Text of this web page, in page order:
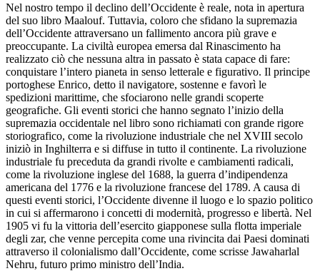
Nel nostro tempo il declino dell’Occidente è reale, nota in apertura
del suo libro Maalouf. Tuttavia, coloro che sfidano la supremazia
dell’Occidente attraversano un fallimento ancora più grave e
preoccupante. La civiltà europea emersa dal Rinascimento ha
realizzato ciò che nessuna altra in passato è stata capace di fare:
conquistare l’intero pianeta in senso letterale e figurativo. Il principe
portoghese Enrico, detto il navigatore, sostenne e favorì le
spedizioni marittime, che sfociarono nelle grandi scoperte
geografiche. Gli eventi storici che hanno segnato l’inizio della
supremazia occidentale nel libro sono richiamati con grande rigore
storiografico, come la rivoluzione industriale che nel XVIII secolo
iniziò in Inghilterra e si diffuse in tutto il continente. La rivoluzione
industriale fu preceduta da grandi rivolte e cambiamenti radicali,
come la rivoluzione inglese del 1688, la guerra d’indipendenza
americana del 1776 e la rivoluzione francese del 1789. A causa di
questi eventi storici, l’Occidente divenne il luogo e lo spazio politico
in cui si affermarono i concetti di modernità, progresso e libertà. Nel
1905 vi fu la vittoria dell’esercito giapponese sulla flotta imperiale
degli zar, che venne percepita come una rivincita dai Paesi dominati
attraverso il colonialismo dall’Occidente, come scrisse Jawaharlal
Nehru, futuro primo ministro dell’India.